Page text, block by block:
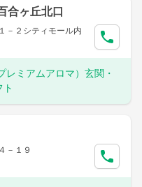
合ヶ丘北口
－２シティモール内
ミアムアロマ）玄関・
－１９